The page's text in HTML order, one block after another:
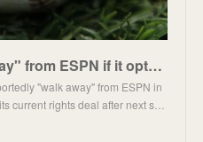
MLB willing to "walk away" from ESPN if it opts out
"walk away" from ESPN in
current rights deal after next s…